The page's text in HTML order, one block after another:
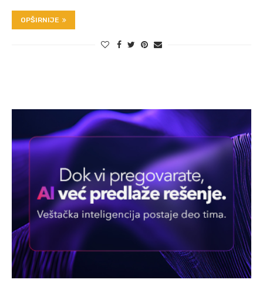
OPŠIRNIJE